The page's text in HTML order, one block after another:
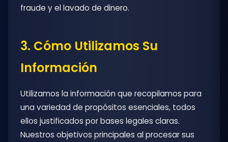
fraude y el lavado de dinero.
3. Cómo Utilizamos Su
Información
Utilizamos la información que recopilamos para
una variedad de propósitos esenciales, todos
ellos justificados por bases legales claras.
Nuestros objetivos principales al procesar sus